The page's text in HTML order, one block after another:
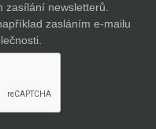
zasílání newsletterů.
zasláním e-mailu